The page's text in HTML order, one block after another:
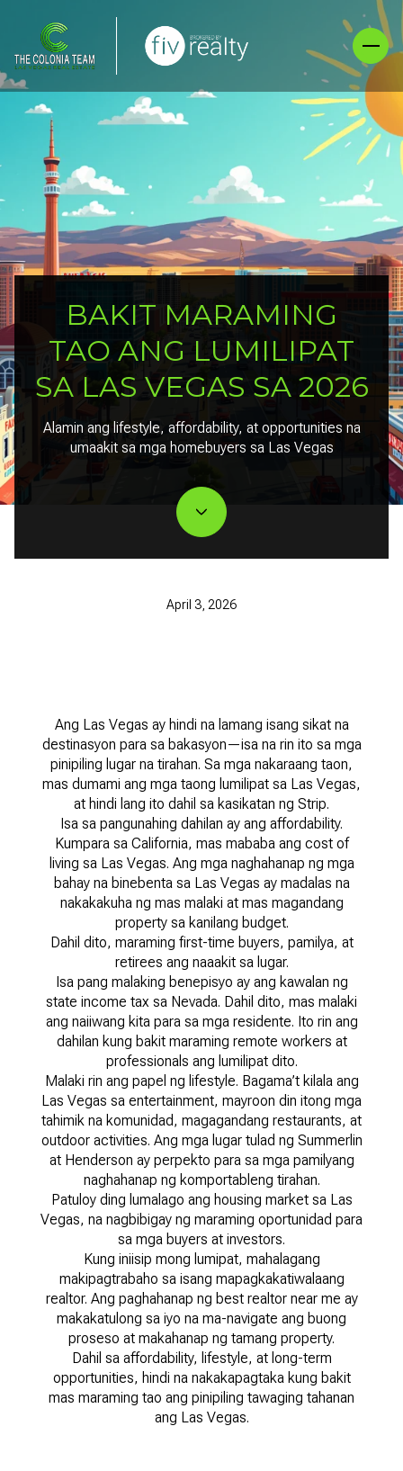
BAKIT MARAMING
TAO ANG LUMILIPAT
SA LAS VEGAS SA 2026
Alamin ang lifestyle, affordability, at opportunities na
umaakit sa mga homebuyers sa Las Vegas
April 3, 2026
Ang Las Vegas ay hindi na lamang isang sikat na
destinasyon para sa bakasyon—isa na rin ito sa mga
pinipiling lugar na tirahan. Sa mga nakaraang taon,
mas dumami ang mga taong lumilipat sa Las Vegas,
at hindi lang ito dahil sa kasikatan ng Strip.
Isa sa pangunahing dahilan ay ang affordability.
Kumpara sa California, mas mababa ang cost of
living sa Las Vegas. Ang mga naghahanap ng mga
bahay na binebenta sa Las Vegas ay madalas na
nakakakuha ng mas malaki at mas magandang
property sa kanilang budget.
Dahil dito, maraming first-time buyers, pamilya, at
retirees ang naaakit sa lugar.
Isa pang malaking benepisyo ay ang kawalan ng
state income tax sa Nevada. Dahil dito, mas malaki
ang naiiwang kita para sa mga residente. Ito rin ang
dahilan kung bakit maraming remote workers at
professionals ang lumilipat dito.
Malaki rin ang papel ng lifestyle. Bagama’t kilala ang
Las Vegas sa entertainment, mayroon din itong mga
tahimik na komunidad, magagandang restaurants, at
outdoor activities. Ang mga lugar tulad ng Summerlin
at Henderson ay perpekto para sa mga pamilyang
naghahanap ng komportableng tirahan.
Patuloy ding lumalago ang housing market sa Las
Vegas, na nagbibigay ng maraming oportunidad para
sa mga buyers at investors.
Kung iniisip mong lumipat, mahalagang
makipagtrabaho sa isang mapagkakatiwalaang
realtor. Ang paghahanap ng best realtor near me ay
makakatulong sa iyo na ma-navigate ang buong
proseso at makahanap ng tamang property.
Dahil sa affordability, lifestyle, at long-term
opportunities, hindi na nakakapagtaka kung bakit
mas maraming tao ang pinipiling tawaging tahanan
ang Las Vegas.